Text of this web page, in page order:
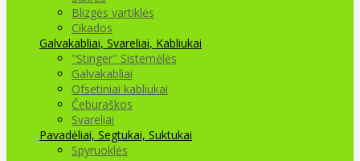
Blizgės vartiklės
Cikados
Galvakabliai, Svareliai, Kabliukai
"Stinger" Sistemėlės
Galvakabliai
Ofsetiniai kabliukai
Čeburaškos
Svareliai
Pavadėliai, Segtukai, Suktukai
Spyruoklės